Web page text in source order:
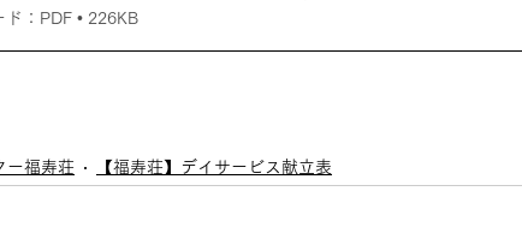
ド：PDF • 226KB
ー福寿荘 【福寿荘】デイサービス献立表